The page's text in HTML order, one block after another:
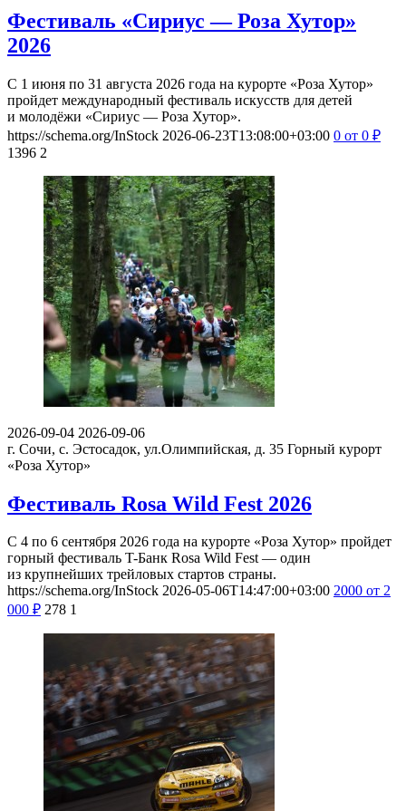
Фестиваль «Сириус — Роза Хутор»
2026
С 1 июня по 31 августа 2026 года на курорте «Роза Хутор»
пройдет международный фестиваль искусств для детей
и молодёжи «Сириус — Роза Хутор».
https://schema.org/InStock 2026-06-23T13:08:00+03:00 0 от 0 ₽
1396 2
2026-09-04 2026-09-06
г. Сочи, с. Эстосадок, ул.Олимпийская, д. 35 Горный курорт
«Роза Хутор»
Фестиваль Rosa Wild Fest 2026
С 4 по 6 сентября 2026 года на курорте «Роза Хутор» пройдет
горный фестиваль T-Банк Rosa Wild Fest — один
из крупнейших трейловых стартов страны.
https://schema.org/InStock 2026-05-06T14:47:00+03:00 2000 от 2
000 ₽ 278 1